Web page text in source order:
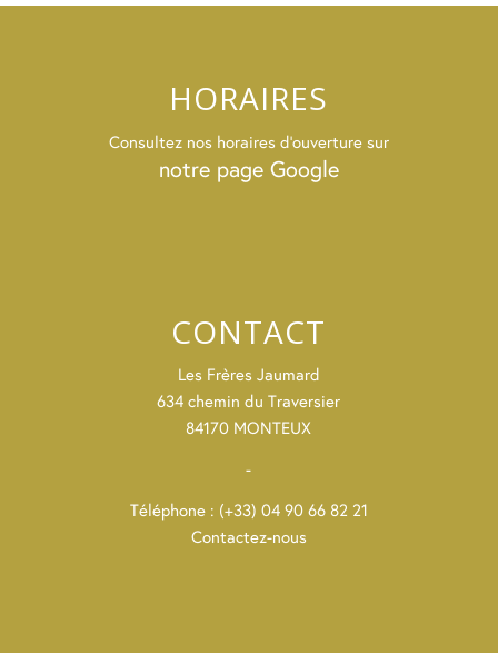
HORAIRES
Consultez nos horaires d’ouverture sur
notre page Google
CONTACT
Les Frères Jaumard
634 chemin du Traversier
84170 MONTEUX
-
Téléphone : (+33) 04 90 66 82 21
Contactez-nous